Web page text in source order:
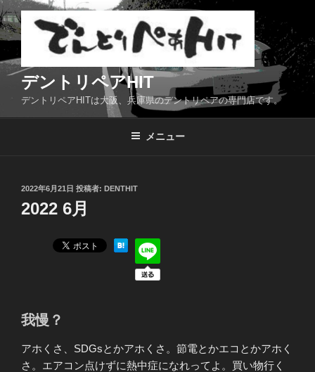
コ
ン
テ
ン
ツ
デントリペアHIT
デントリペアHITは大阪、兵庫県のデントリペアの専門店です。
メニュー
投
稿
日:
2022年6月21日 投稿者: DENTHIT
2022 6月
我慢？
アホくさ、SDGsとかアホくさ。節電とかエコとかアホく
さ。エアコン点けずに熱中症になれってよ。買い物行く